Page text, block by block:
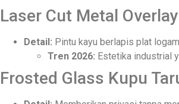
Laser Cut Metal Overlay
Detail: Pintu kayu berlapis plat
Tren 2026: Estetika industrial
Frosted Glass Kupu